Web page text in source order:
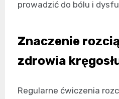
prowadzić do bólu i
Znaczenie
zdrowia
Regularne ćwiczenia